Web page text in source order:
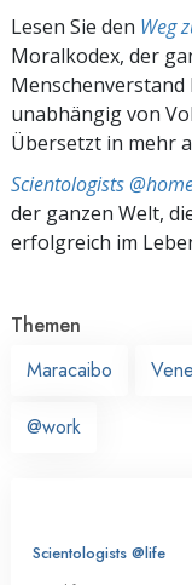
Lesen Sie den Weg
Moralkodex, der
unabhängig von
Übersetzt in mehr
Scientologists
der ganzen Welt,
erfolgreich im
Themen
Maracaibo
@work
Scientologists @life